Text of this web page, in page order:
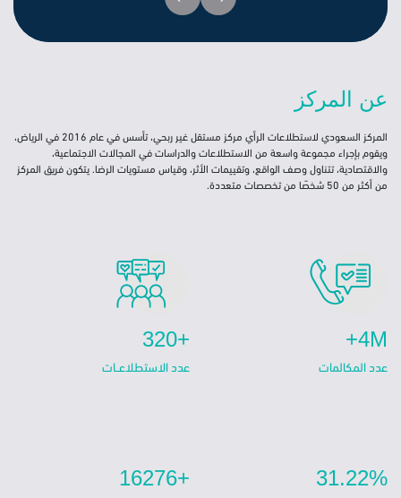
عن المركز
المركز السعودي لاستطلاعات الرأي مركز مستقل غير ربحي، تأسس في عام 2016 في الرياض،
ويقوم بإجراء مجموعة واسعة من الاستطلاعات والدراسات في المجالات الاجتماعية،
والاقتصادية، تتناول وصف الواقع، وتقييمات الأثر، وقياس مستويات الرضا. يتكون فريق المركز
من أكثر من 50 شخصًا من تخصصات متعددة.
4M+
+320
‏‏عدد الاستطلاعــات
31.22%
+16276